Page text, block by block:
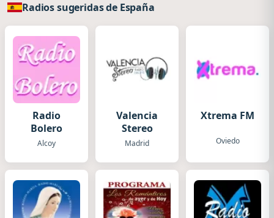
Radios sugeridas de España
Radio
Bolero
Alcoy
Valencia
Stereo
Madrid
Xtrema FM
Oviedo